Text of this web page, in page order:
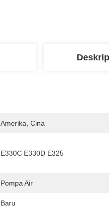
Amerika, Cina
E330C E330D E325
Pompa Air
Baru